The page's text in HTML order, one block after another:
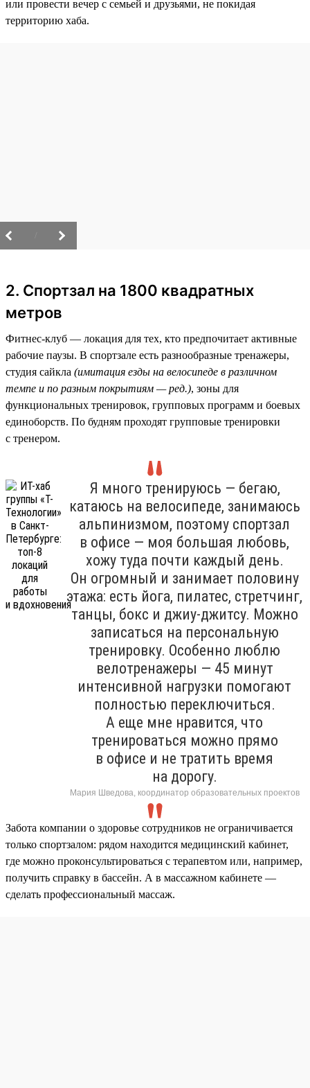
или провести вечер с семьей и друзьями, не покидая
территорию хаба.
2. Спортзал на 1800 квадратных
метров
Фитнес-клуб — локация для тех, кто предпочитает активные
рабочие паузы. В спортзале есть разнообразные тренажеры,
студия сайкла (имитация езды на велосипеде в различном
темпе и по разным покрытиям — ред.), зоны для
функциональных тренировок, групповых программ и боевых
единоборств. По будням проходят групповые тренировки
с тренером.
Я много тренируюсь — бегаю,
катаюсь на велосипеде, занимаюсь
альпинизмом, поэтому спортзал
в офисе — моя большая любовь,
хожу туда почти каждый день.
Он огромный и занимает половину
этажа: есть йога, пилатес, стретчинг,
танцы, бокс и джиу-джитсу. Можно
записаться на персональную
тренировку. Особенно люблю
велотренажеры — 45 минут
интенсивной нагрузки помогают
полностью переключиться.
А еще мне нравится, что
тренироваться можно прямо
в офисе и не тратить время
на дорогу.
Мария Шведова, координатор образовательных проектов
Забота компании о здоровье сотрудников не ограничивается
только спортзалом: рядом находится медицинский кабинет,
где можно проконсультироваться с терапевтом или, например,
получить справку в бассейн. А в массажном кабинете —
сделать профессиональный массаж.